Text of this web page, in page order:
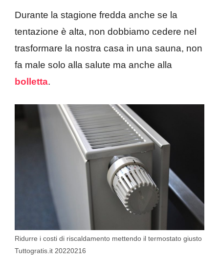
Durante la stagione fredda anche se la
tentazione è alta, non dobbiamo cedere nel
trasformare la nostra casa in una sauna, non
fa male solo alla salute ma anche alla
bolletta.
Ridurre i costi di riscaldamento mettendo il termostato giusto
Tuttogratis.it 20220216